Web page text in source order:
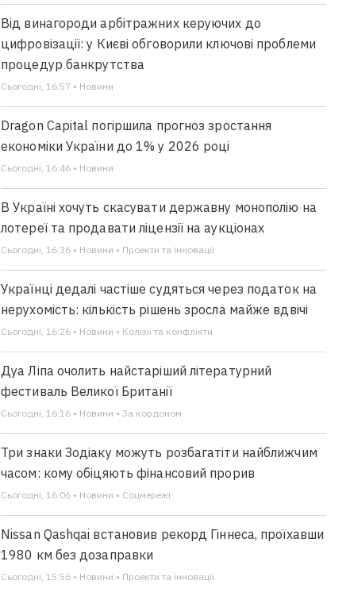
Від винагороди арбітражних керуючих до
цифровізації: у Києві обговорили ключові проблеми
процедур банкрутства
Сьогодні, 16:57 • Новини
Dragon Capital погіршила прогноз зростання
економіки України до 1% у 2026 році
Сьогодні, 16:46 • Новини
В Україні хочуть скасувати державну монополію на
лотереї та продавати ліцензії на аукціонах
Сьогодні, 16:36 • Новини • Проекти та інновації
Українці дедалі частіше судяться через податок на
нерухомість: кількість рішень зросла майже вдвічі
Сьогодні, 16:26 • Новини • Колізії та конфлікти
Дуа Ліпа очолить найстаріший літературний
фестиваль Великої Британії
Сьогодні, 16:16 • Новини • За кордоном
Три знаки Зодіаку можуть розбагатіти найближчим
часом: кому обіцяють фінансовий прорив
Сьогодні, 16:06 • Новини • Соцмережі
Nissan Qashqai встановив рекорд Гіннеса, проїхавши
1980 км без дозаправки
Сьогодні, 15:56 • Новини • Проекти та інновації